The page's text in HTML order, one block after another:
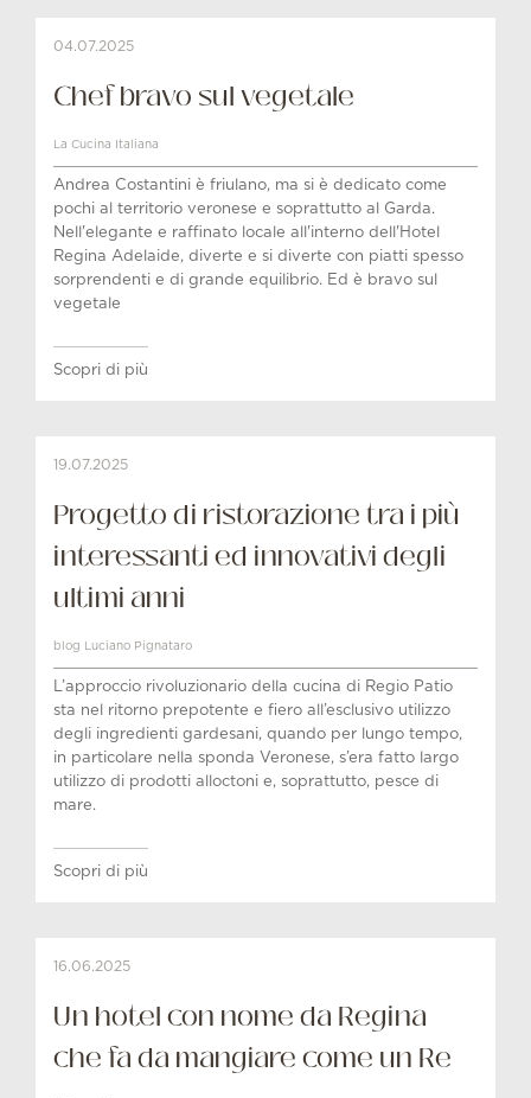
04.07.2025
Chef bravo sul vegetale
La Cucina Italiana
Andrea Costantini è friulano, ma si è dedicato come
pochi al territorio veronese e soprattutto al Garda.
Nell'elegante e raffinato locale all'interno dell'Hotel
Regina Adelaide, diverte e si diverte con piatti spesso
sorprendenti e di grande equilibrio. Ed è bravo sul
vegetale
Scopri di più
19.07.2025
Progetto di ristorazione tra i più
interessanti ed innovativi degli
ultimi anni
blog Luciano Pignataro
L’approccio rivoluzionario della cucina di Regio Patio
sta nel ritorno prepotente e fiero all’esclusivo utilizzo
degli ingredienti gardesani, quando per lungo tempo,
in particolare nella sponda Veronese, s’era fatto largo
utilizzo di prodotti alloctoni e, soprattutto, pesce di
mare.
Scopri di più
16.06.2025
Un hotel con nome da Regina
che fa da mangiare come un Re